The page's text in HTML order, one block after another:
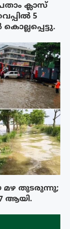
ക്ലാസ്
5
മഴ തുടരുന്നു;
ആയി.